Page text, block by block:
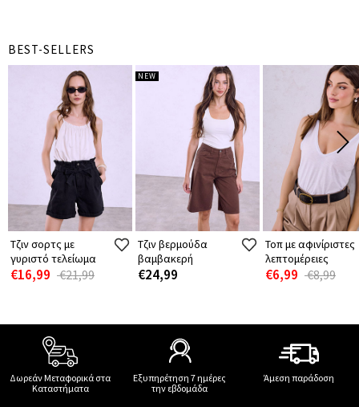
BEST-SELLERS
Τζιν σορτς με
γυριστό τελείωμα
€16,99 €21,99
NEW
Τζιν βερμούδα
βαμβακερή
€24,99
Τοπ με αφινίριστες
λεπτομέρειες
€6,99 €8,99
Δωρεάν Μεταφορικά στα
Καταστήματα
Εξυπηρέτηση 7 ημέρες
την εβδομάδα
Άμεση παράδοση